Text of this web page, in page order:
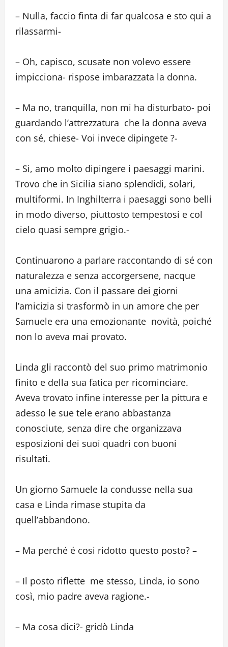
– Nulla, faccio finta di far qualcosa e sto qui a
rilassarmi-
– Oh, capisco, scusate non volevo essere
impicciona- rispose imbarazzata la donna.
– Ma no, tranquilla, non mi ha disturbato- poi
guardando l’attrezzatura che la donna aveva
con sé, chiese- Voi invece dipingete ?-
– Si, amo molto dipingere i paesaggi marini.
Trovo che in Sicilia siano splendidi, solari,
multiformi. In Inghilterra i paesaggi sono belli
in modo diverso, piuttosto tempestosi e col
cielo quasi sempre grigio.-
Continuarono a parlare raccontando di sé con
naturalezza e senza accorgersene, nacque
una amicizia. Con il passare dei giorni
l’amicizia si trasformò in un amore che per
Samuele era una emozionante novità, poiché
non lo aveva mai provato.
Linda gli raccontò del suo primo matrimonio
finito e della sua fatica per ricominciare.
Aveva trovato infine interesse per la pittura e
adesso le sue tele erano abbastanza
conosciute, senza dire che organizzava
esposizioni dei suoi quadri con buoni
risultati.
Un giorno Samuele la condusse nella sua
casa e Linda rimase stupita da
quell’abbandono.
– Ma perché é cosi ridotto questo posto? –
– Il posto riflette me stesso, Linda, io sono
così, mio padre aveva ragione.-
– Ma cosa dici?- gridò Linda